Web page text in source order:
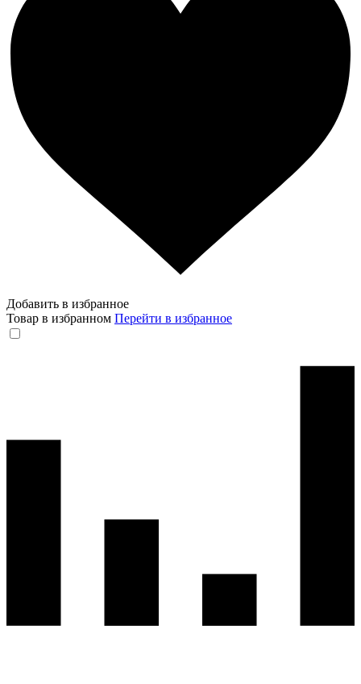
Добавить в избранное
Товар в избранном Перейти в избранное